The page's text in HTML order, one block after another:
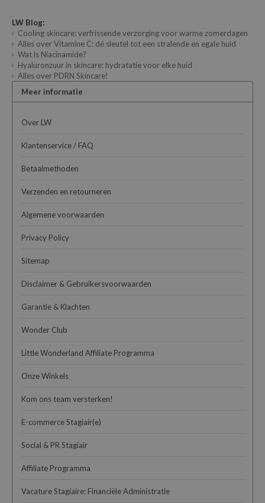
LW Blog:
Cooling skincare: verfrissende verzorging voor warme zomerdagen
Alles over Vitamine C: dé sleutel tot een stralende en egale huid
Wat is Niacinamide?
Hyaluronzuur in skincare: hydratatie voor elke huid
Alles over PDRN Skincare!
Meer informatie
Over LW
Klantenservice / FAQ
Betaalmethoden
Verzenden en retourneren
Algemene voorwaarden
Privacy Policy
Sitemap
Disclaimer & Gebruikersvoorwaarden
Garantie & Klachten
Wonder Club
Little Wonderland Affiliate Programma
Onze Winkels
Kom ons team versterken!
E-commerce Stagiair(e)
Social & PR Stagiair
Affiliate Programma
Vacature Stagiaire: Financiële Administratie